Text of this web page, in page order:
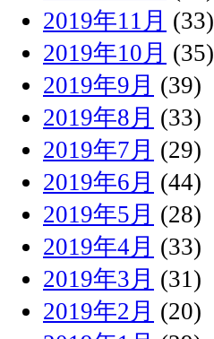
2019年11月 (33)
2019年10月 (35)
2019年9月 (39)
2019年8月 (33)
2019年7月 (29)
2019年6月 (44)
2019年5月 (28)
2019年4月 (33)
2019年3月 (31)
2019年2月 (20)